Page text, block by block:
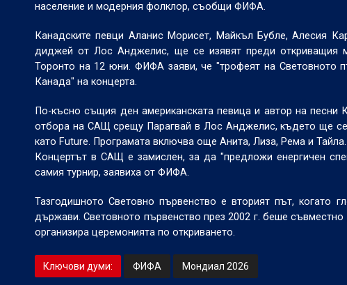
население и модерния фолклор, съобщи ФИФА.
Канадските певци Аланис Морисет, Майкъл Бубле, Алесия
диджей от Лос Анджелис, ще се изявят преди откриващия
Торонто на 12 юни. ФИФА заяви, че "трофеят на Световното
Канада" на концерта.
По-късно същия ден американската певица и автор на
отбора на САЩ срещу Парагвай в Лос Анджелис, където ще се
като Future. Програмата включва още Анита, Лиза, Рема и Тайла.
Концертът в САЩ е замислен, за да "предложи енергичен
самия турнир, заявиха от ФИФА.
Тазгодишното Световно първенство е вторият път, когато
държави. Световното първенство през 2002 г. беше
организира церемонията по откриването.
Ключови думи: ФИФА Мондиал 2026